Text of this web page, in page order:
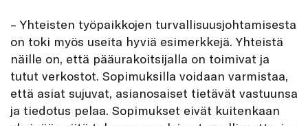
– Yhteisten työpaikkojen turvallisuusjohtamisesta
on toki myös useita hyviä esimerkkejä. Yhteistä
näille on, että pääurakoitsijalla on toimivat ja
tutut verkostot. Sopimuksilla voidaan varmistaa,
että asiat sujuvat, asianosaiset tietävät vastuunsa
ja tiedotus pelaa. Sopimukset eivät kuitenkaan